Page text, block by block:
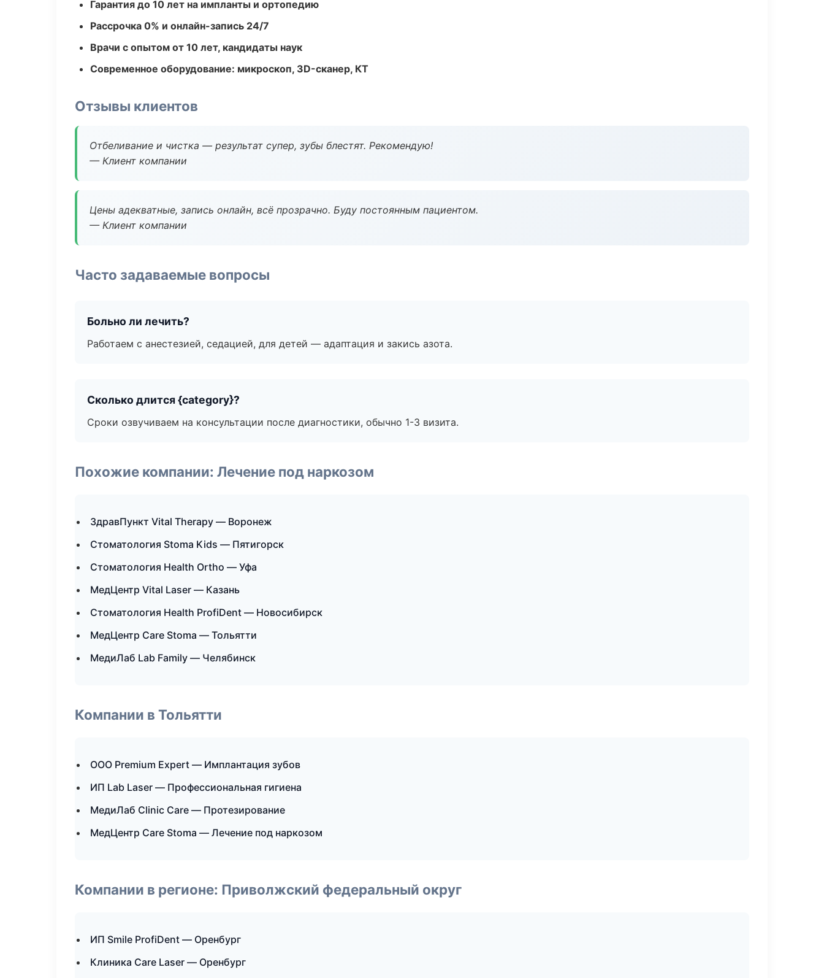
Гарантия до 10 лет на импланты и ортопедию
Рассрочка 0% и онлайн-запись 24/7
Врачи с опытом от 10 лет, кандидаты наук
Современное оборудование: микроскоп, 3D-сканер, КТ
Отзывы клиентов
Отбеливание и чистка — результат супер, зубы блестят. Рекомендую!
— Клиент компании
Цены адекватные, запись онлайн, всё прозрачно. Буду постоянным пациентом.
— Клиент компании
Часто задаваемые вопросы
Больно ли лечить?
Работаем с анестезией, седацией, для детей — адаптация и закись азота.
Сколько длится {category}?
Сроки озвучиваем на консультации после диагностики, обычно 1-3 визита.
Похожие компании: Лечение под наркозом
ЗдравПункт Vital Therapy — Воронеж
Стоматология Stoma Kids — Пятигорск
Стоматология Health Ortho — Уфа
МедЦентр Vital Laser — Казань
Стоматология Health ProfiDent — Новосибирск
МедЦентр Care Stoma — Тольятти
МедиЛаб Lab Family — Челябинск
Компании в Тольятти
ООО Premium Expert — Имплантация зубов
ИП Lab Laser — Профессиональная гигиена
МедиЛаб Clinic Care — Протезирование
МедЦентр Care Stoma — Лечение под наркозом
Компании в регионе: Приволжский федеральный округ
ИП Smile ProfiDent — Оренбург
Клиника Care Laser — Оренбург